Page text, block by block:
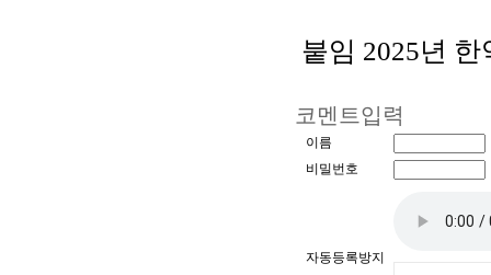
붙임 2025년 한
코멘트입력
이름
비밀번호
자동등록방지